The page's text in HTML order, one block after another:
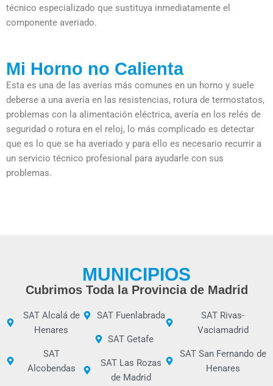
técnico especializado que sustituya inmediatamente el
componente averiado.
Mi Horno no Calienta
Esta es una de las averías más comunes en un horno y suele
deberse a una avería en las resistencias, rotura de termostatos,
problemas con la alimentación eléctrica, avería en los relés de
seguridad o rotura en el reloj, lo más complicado es detectar
que es lo que se ha averiado y para ello es necesario recurrir a
un servicio técnico profesional para ayudarle con sus
problemas.
MUNICIPIOS
Cubrimos Toda la Provincia de Madrid
SAT Alcalá de
Henares
SAT
Alcobendas
SAT Fuenlabrada
SAT Getafe
SAT Las Rozas
de Madrid
SAT Rivas-
Vaciamadrid
SAT San Fernando de
Henares